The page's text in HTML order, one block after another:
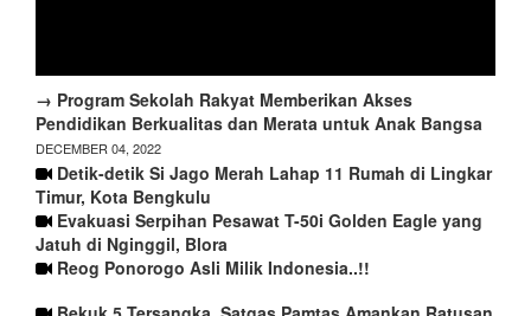
→ Program Sekolah Rakyat Memberikan Akses
Pendidikan Berkualitas dan Merata untuk Anak Bangsa
DECEMBER 04, 2022
Detik-detik Si Jago Merah Lahap 11 Rumah di Lingkar
Timur, Kota Bengkulu
Evakuasi Serpihan Pesawat T-50i Golden Eagle yang
Jatuh di Nginggil, Blora
Reog Ponorogo Asli Milik Indonesia..!!